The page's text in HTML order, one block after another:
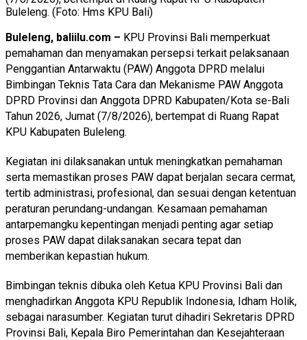
Buleleng. (Foto: Hms KPU Bali)
Buleleng, baliilu.com – KPU Provinsi Bali memperkuat
pemahaman dan menyamakan persepsi terkait pelaksanaan
Penggantian Antarwaktu (PAW) Anggota DPRD melalui
Bimbingan Teknis Tata Cara dan Mekanisme PAW Anggota
DPRD Provinsi dan Anggota DPRD Kabupaten/Kota se-Bali
Tahun 2026, Jumat (7/8/2026), bertempat di Ruang Rapat
KPU Kabupaten Buleleng.
Kegiatan ini dilaksanakan untuk meningkatkan pemahaman
serta memastikan proses PAW dapat berjalan secara cermat,
tertib administrasi, profesional, dan sesuai dengan ketentuan
peraturan perundang-undangan. Kesamaan pemahaman
antarpemangku kepentingan menjadi penting agar setiap
proses PAW dapat dilaksanakan secara tepat dan
memberikan kepastian hukum.
Bimbingan teknis dibuka oleh Ketua KPU Provinsi Bali dan
menghadirkan Anggota KPU Republik Indonesia, Idham Holik,
sebagai narasumber. Kegiatan turut dihadiri Sekretaris DPRD
Provinsi Bali, Kepala Biro Pemerintahan dan Kesejahteraan